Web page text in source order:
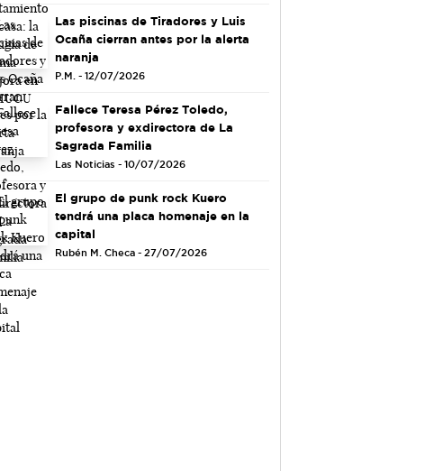
Las piscinas de Tiradores y Luis
Ocaña cierran antes por la alerta
naranja
P.M. - 12/07/2026
Fallece Teresa Pérez Toledo,
profesora y exdirectora de La
Sagrada Familia
Las Noticias - 10/07/2026
El grupo de punk rock Kuero
tendrá una placa homenaje en la
capital
Rubén M. Checa - 27/07/2026